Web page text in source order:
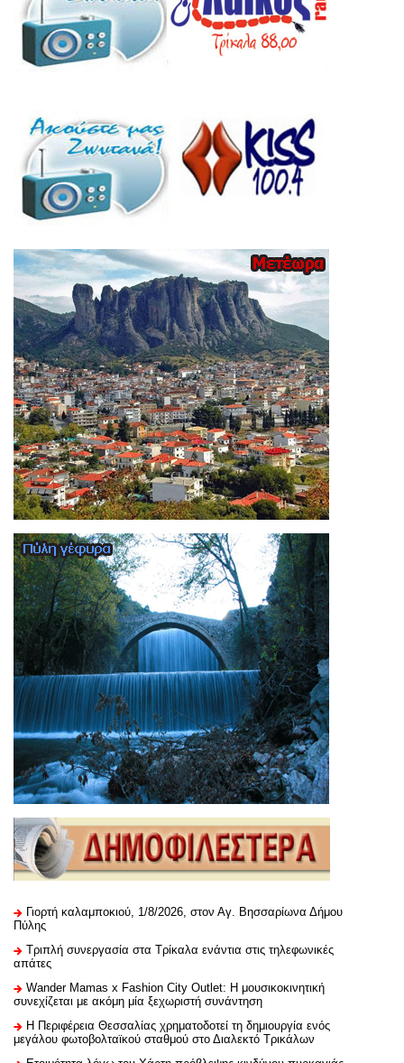
Γιορτή καλαμποκιού, 1/8/2026, στον Αγ. Βησσαρίωνα Δήμου
Πύλης
Τριπλή συνεργασία στα Τρίκαλα ενάντια στις τηλεφωνικές
απάτες
Wander Mamas x Fashion City Outlet: Η μουσικοκινητική
συνεχίζεται με ακόμη μία ξεχωριστή συνάντηση
H Περιφέρεια Θεσσαλίας χρηματοδοτεί τη δημιουργία ενός
μεγάλου φωτοβολταϊκού σταθμού στο Διαλεκτό Τρικάλων